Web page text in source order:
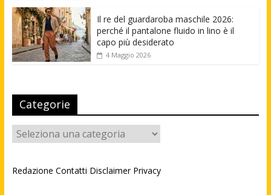
Il re del guardaroba maschile 2026:
perché il pantalone fluido in lino è il
capo più desiderato
4 Maggio 2026
Categorie
Categorie
Redazione Contatti Disclaimer Privacy